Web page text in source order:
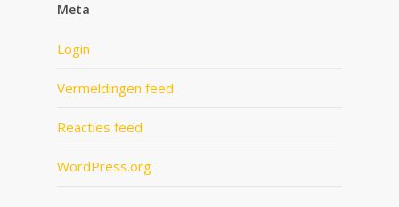
Meta
Login
Vermeldingen feed
Reacties feed
WordPress.org